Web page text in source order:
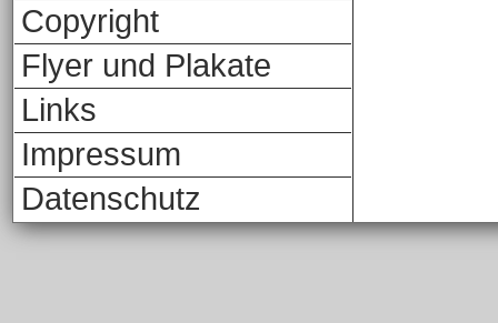
Copyright
Flyer und Plakate
Links
Impressum
Datenschutz